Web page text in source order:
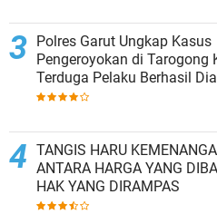
Polres Garut Ungkap Kasus
Pengeroyokan di Tarogong
Terduga Pelaku Berhasil
TANGIS HARU
ANTARA HARGA YANG
HAK YANG DIRAMPAS